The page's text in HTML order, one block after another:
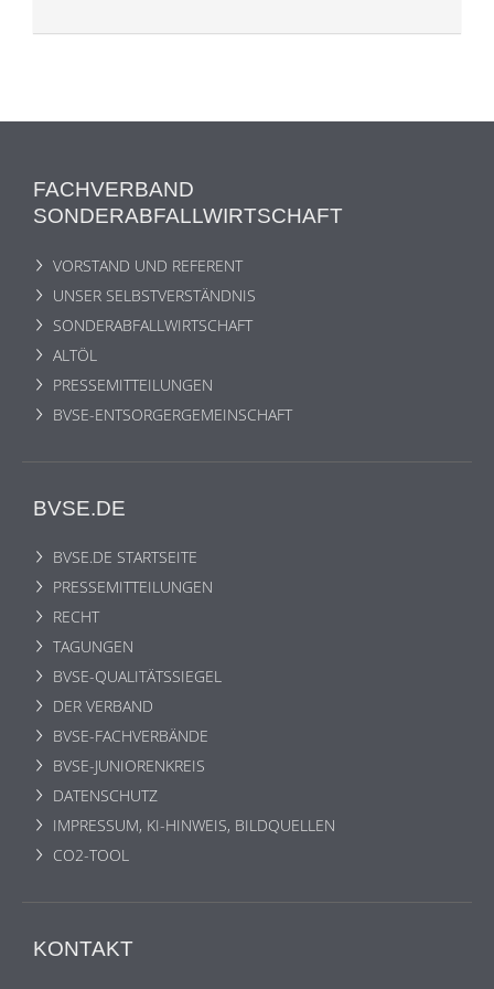
FACHVERBAND
SONDERABFALLWIRTSCHAFT
VORSTAND UND REFERENT
UNSER SELBSTVERSTÄNDNIS
SONDERABFALLWIRTSCHAFT
ALTÖL
PRESSEMITTEILUNGEN
BVSE-ENTSORGERGEMEINSCHAFT
BVSE.DE
BVSE.DE STARTSEITE
PRESSEMITTEILUNGEN
RECHT
TAGUNGEN
BVSE-QUALITÄTSSIEGEL
DER VERBAND
BVSE-FACHVERBÄNDE
BVSE-JUNIORENKREIS
DATENSCHUTZ
IMPRESSUM, KI-HINWEIS, BILDQUELLEN
CO2-TOOL
KONTAKT